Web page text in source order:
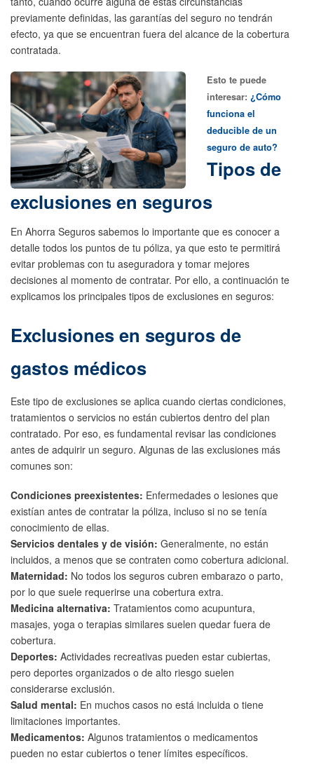
previamente definidas, las garantías del seguro no tendrán
efecto, ya que se encuentran fuera del alcance de la cobertura
contratada.
Esto te puede
interesar: ¿Cómo
funciona el
deducible de un
seguro de auto?
Tipos de
exclusiones en seguros
En Ahorra Seguros sabemos lo importante que es conocer a
detalle todos los puntos de tu póliza, ya que esto te permitirá
evitar problemas con tu aseguradora y tomar mejores
decisiones al momento de contratar. Por ello, a continuación te
explicamos los principales tipos de exclusiones en seguros:
Exclusiones en seguros de
gastos médicos
Este tipo de exclusiones se aplica cuando ciertas condiciones,
tratamientos o servicios no están cubiertos dentro del plan
contratado. Por eso, es fundamental revisar las condiciones
antes de adquirir un seguro. Algunas de las exclusiones más
comunes son:
Condiciones preexistentes: Enfermedades o lesiones que
existían antes de contratar la póliza, incluso si no se tenía
conocimiento de ellas.
Servicios dentales y de visión: Generalmente, no están
incluidos, a menos que se contraten como cobertura adicional.
Maternidad: No todos los seguros cubren embarazo o parto,
por lo que suele requerirse una cobertura extra.
Medicina alternativa: Tratamientos como acupuntura,
masajes, yoga o terapias similares suelen quedar fuera de
cobertura.
Deportes: Actividades recreativas pueden estar cubiertas,
pero deportes organizados o de alto riesgo suelen
considerarse exclusión.
Salud mental: En muchos casos no está incluida o tiene
limitaciones importantes.
Medicamentos: Algunos tratamientos o medicamentos
pueden no estar cubiertos o tener límites específicos.